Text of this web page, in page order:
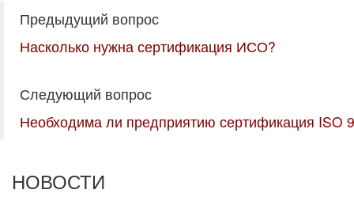
Предыдущий вопрос
Насколько нужна сертификация ИСО?
Следующий вопрос
Необходима ли предприятию сертификация ISO
НОВОСТИ